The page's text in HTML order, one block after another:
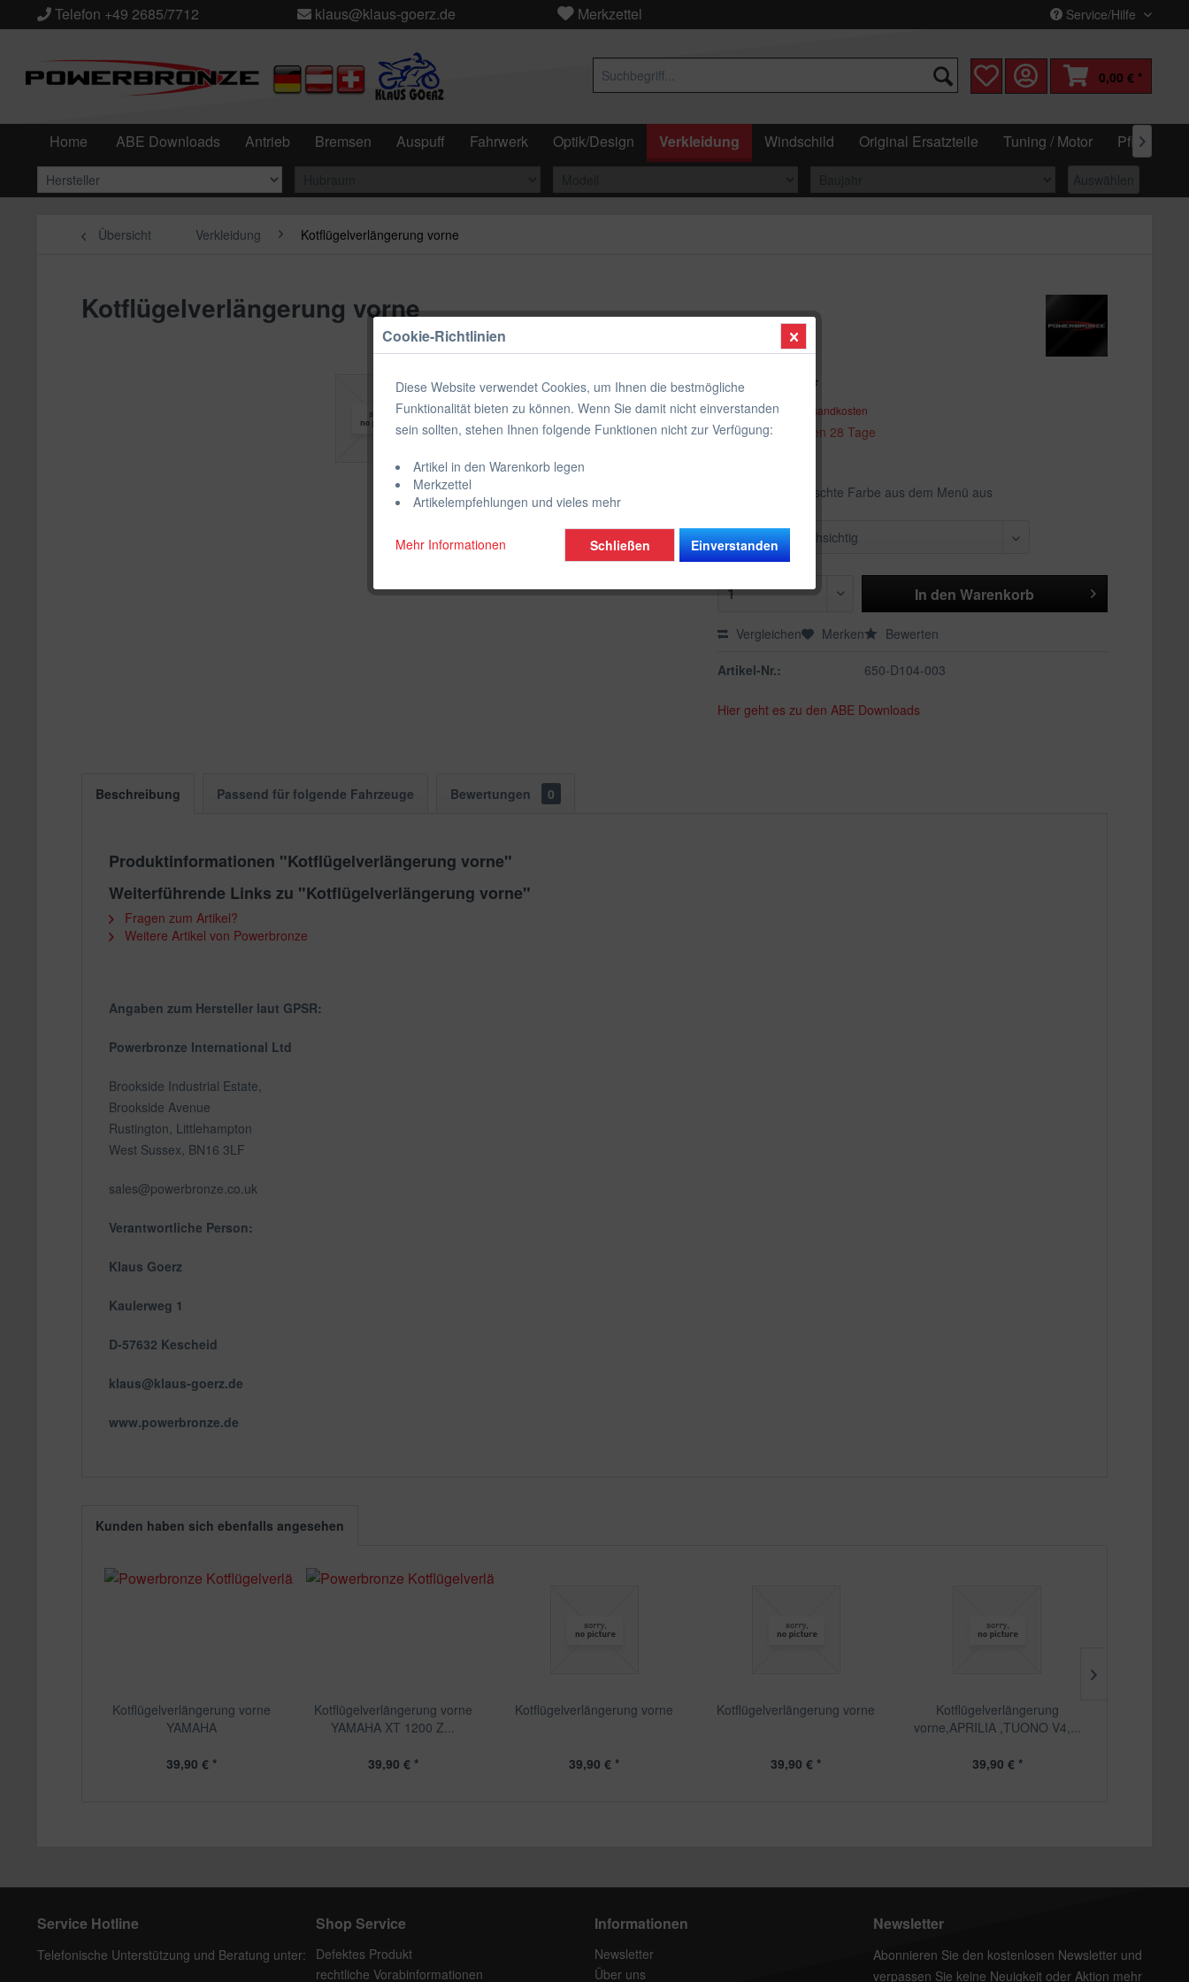
Service/Hilfe
Telefon +49 2685/7712 klaus@klaus-goerz.de Merkzettel
0,00 € *
Home ABE Downloads Antrieb Bremsen Auspuff Fahrwerk Optik/Design Verkleidung Windschild Original Ersatzteile Tuning / Motor Pflege &

Auswählen
Übersicht Verkleidung Kotflügelverlängerung vorne
Kotflügelverlängerung vorne
39,90 € *
inkl. MwSt.zzgl. Versandkosten
Lieferzeit binnen 28 Tage
Wähle die gewünschte Farbe aus dem Menü aus
In den Warenkorb
Vergleichen Merken Bewerten
Artikel-Nr.: 650-D104-003
Hier geht es zu den ABE Downloads
Beschreibung Passend für folgende Fahrzeuge Bewertungen 0
Produktinformationen "Kotflügelverlängerung vorne"
Weiterführende Links zu "Kotflügelverlängerung vorne"
Fragen zum Artikel?
Weitere Artikel von Powerbronze
Angaben zum Hersteller laut GPSR:
Powerbronze International Ltd
Brookside Industrial Estate,
Brookside Avenue
Rustington, Littlehampton
West Sussex, BN16 3LF
sales@powerbronze.co.uk
Verantwortliche Person:
Klaus Goerz
Kaulerweg 1
D-57632 Kescheid
klaus@klaus-goerz.de
www.powerbronze.de
Kunden haben sich ebenfalls angesehen
Kotflügelverlängerung vorne
YAMAHA
39,90 € *
Kotflügelverlängerung vorne
YAMAHA XT 1200 Z...
39,90 € *
Kotflügelverlängerung vorne
39,90 € *
Kotflügelverlängerung vorne
39,90 € *
Kotflügelverlängerung
vorne,APRILIA ,TUONO V4,...
39,90 € *
Service Hotline
Telefonische Unterstützung und Beratung unter:
Shop Service
Defektes Produkt
rechtliche Vorabinformationen
Informationen
Newsletter
Über uns
Newsletter
Abonnieren Sie den kostenlosen Newsletter und
verpassen Sie keine Neuigkeit oder Aktion mehr
Cookie-Richtlinien
Diese Website verwendet Cookies, um Ihnen die bestmögliche
Funktionalität bieten zu können. Wenn Sie damit nicht einverstanden
sein sollten, stehen Ihnen folgende Funktionen nicht zur Verfügung:
Artikel in den Warenkorb legen
Merkzettel
Artikelempfehlungen und vieles mehr
Mehr Informationen Einverstanden
Schließen